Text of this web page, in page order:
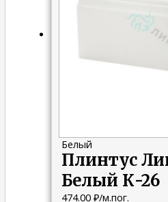
Белый
Плинтус
Белый К-26
474.00 ₽/м.пог.